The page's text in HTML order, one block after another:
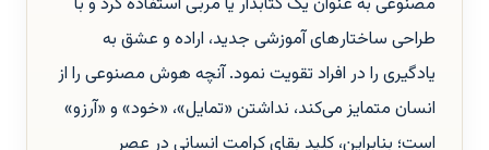
طراحی ساختار‌های آموزشی جدید، اراده و عشق به
یادگیری را در افراد تقویت نمود. آنچه هوش مصنوعی را از
انسان متمایز می‌کند، نداشتن «تمایل»، «خود» و «آرزو»
است؛ بنابراین، کلید بقای کرامت انسانی در عصر